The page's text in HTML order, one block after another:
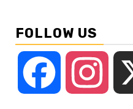
FOLLOW US
Facebook